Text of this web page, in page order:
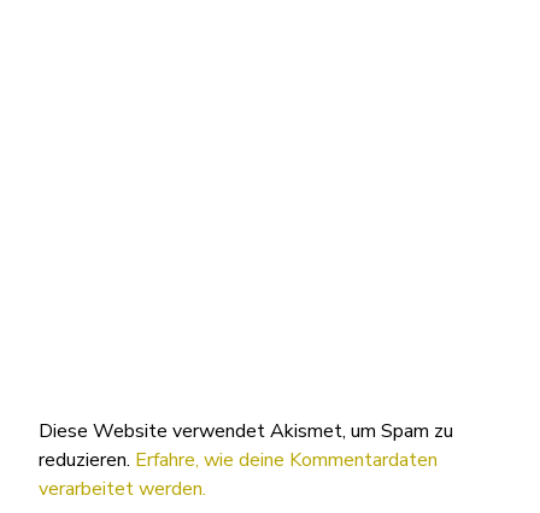
Diese Website verwendet Akismet, um Spam zu
reduzieren. Erfahre, wie deine Kommentardaten
verarbeitet werden.